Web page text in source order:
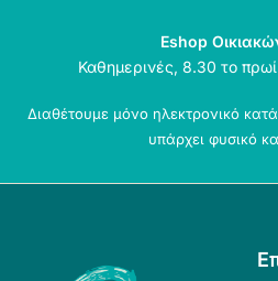
Eshop
Καθημερινές, 8.30 το
Διαθέτουμε μόνο ηλεκτρονικό
υπάρχει φυσικό